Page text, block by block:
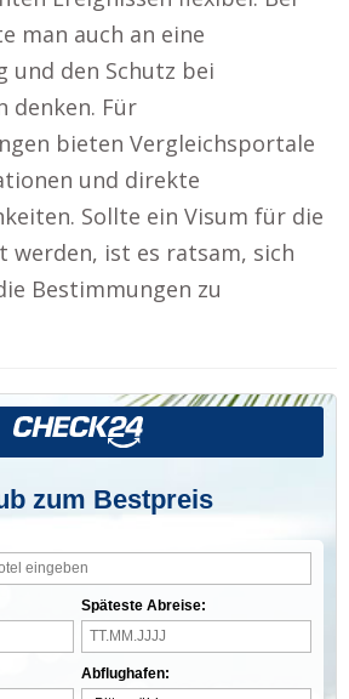
man auch an eine
und den Schutz bei
denken. Für
bieten Vergleichsportale
und direkte
Sollte ein Visum für die
werden, ist es ratsam, sich
Bestimmungen zu
zum Bestpreis
Späteste Abreise:
Abflughafen: